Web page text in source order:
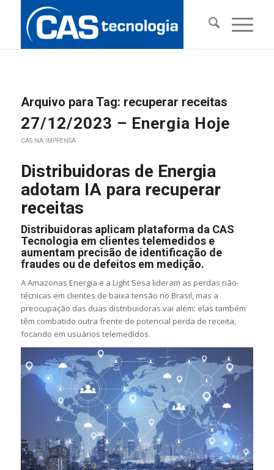
Arquivo para Tag: recuperar receitas
27/12/2023 – Energia Hoje
CAS NA IMPRENSA
Distribuidoras de Energia
adotam IA para recuperar
receitas
Distribuidoras aplicam plataforma da CAS
Tecnologia em clientes telemedidos e
aumentam precisão de identificação de
fraudes ou de defeitos em medição.
A Amazonas Energia e a Light Sesa lideram as perdas não-
técnicas em clientes de baixa tensão no Brasil, mas a
preocupação das duas distribuidoras vai além: elas também
têm combatido outra frente de potencial perda de receita,
focando em usuários telemedidos.